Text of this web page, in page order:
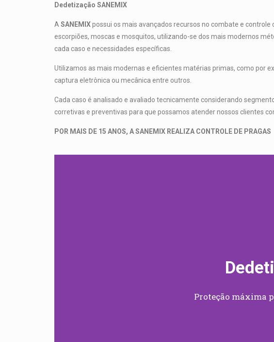
Dedetização SANEMIX
A SANEMIXpossui os mais avançados recursos no combate e
escorpiões, moscas e mosquitos, utilizando-se dos mais modernos
cada caso e necessidades específicas.
Utilizamos as mais modernas e eficientes matérias primas, como por
captura eletrônica ou mecânica entre outros.
Cada caso é analisado e avaliado tecnicamente considerando
corretivas e preventivas para que possamos atender nossos clientes
POR MAIS DE 15 ANOS, A SANEMIX REALIZA CONTROLE DE PRAGAS
Proteção máxima